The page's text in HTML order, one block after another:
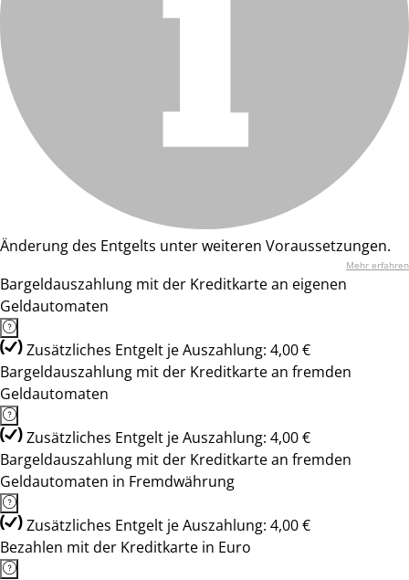
Änderung des Entgelts unter weiteren Voraussetzungen.
Mehr erfahren
Bargeldauszahlung mit der Kreditkarte an eigenen
Geldautomaten
Zusätzliches Entgelt je Auszahlung: 4,00 €
Bargeldauszahlung mit der Kreditkarte an fremden
Geldautomaten
Zusätzliches Entgelt je Auszahlung: 4,00 €
Bargeldauszahlung mit der Kreditkarte an fremden
Geldautomaten in Fremdwährung
Zusätzliches Entgelt je Auszahlung: 4,00 €
Bezahlen mit der Kreditkarte in Euro